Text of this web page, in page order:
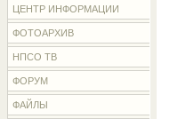
ЦЕНТР ИНФОРМАЦИИ
ФОТОАРХИВ
НПСО ТВ
ФОРУМ
ФАЙЛЫ